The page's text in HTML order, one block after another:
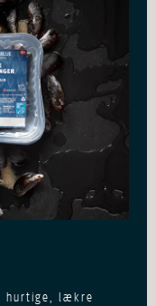
hurtige, lækre